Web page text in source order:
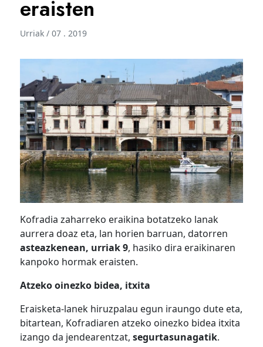
eraisten
Urriak / 07 . 2019
Kofradia zaharreko eraikina botatzeko lanak
aurrera doaz eta, lan horien barruan, datorren
asteazkenean, urriak 9, hasiko dira eraikinaren
kanpoko hormak eraisten.
Atzeko oinezko bidea, itxita
Eraisketa-lanek hiruzpalau egun iraungo dute eta,
bitartean, Kofradiaren atzeko oinezko bidea itxita
izango da jendearentzat,segurtasunagatik.